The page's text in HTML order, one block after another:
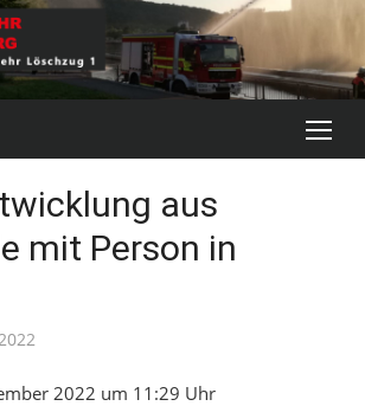
aus
mit Person in
2022 um 11:29 Uhr